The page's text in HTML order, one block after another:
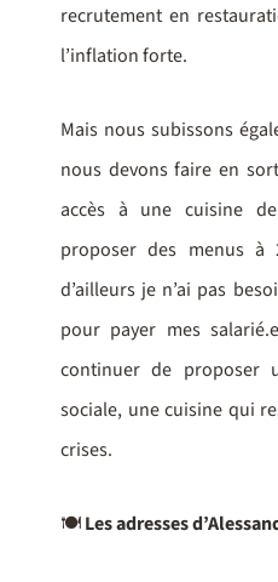
recrutement en
l’inflation forte.
Mais nous subissons
nous devons faire en
accès à une cuisine
proposer des menus à
d’ailleurs je n’ai pas
pour payer mes
continuer de proposer
sociale, une cuisine qui
crises.
🍽Les adresses